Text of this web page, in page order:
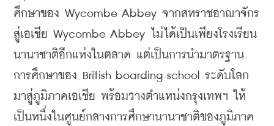
ศึกษาของ Wycombe Abbey จากสหราชอาณาจักร
สู่เอเชีย Wycombe Abbey ไม่ได้เป็นเพียงโรงเรียน
นานาชาติอีกแห่งในตลาด แต่เป็นการนำมาตรฐาน
การศึกษาของ British boarding school ระดับโลก
มาสู่ภูมิภาคเอเชีย พร้อมวางตำแหน่งกรุงเทพฯ ให้
เป็นหนึ่งในศูนย์กลางการศึกษานานาชาติของภูมิภาค